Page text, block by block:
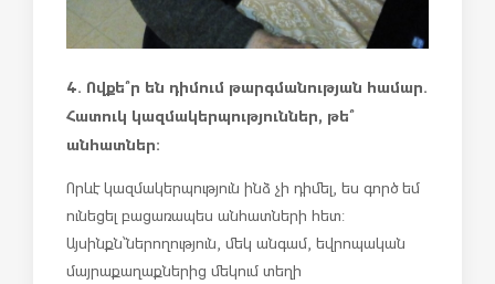
4. Ովքե՞ր են դիմում թարգմանության համար.
Հատուկ կազմակերպություններ, թե՞
անհատներ:
Որևէ կազմակերպություն ինձ չի դիմել, ես գործ եմ
ունեցել բացառապես անհատների հետ:
Այսինքն՝ ներողություն, մեկ անգամ, եվրոպական
մայրաքաղաքներից մեկում տեղի